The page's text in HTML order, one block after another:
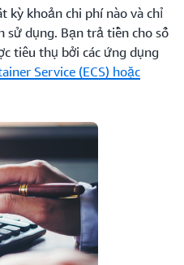
kỳ khoản chi phí nào và chỉ
sử dụng. Bạn trả tiền cho số
tiêu thụ bởi các ứng dụng
Service (ECS) hoặc